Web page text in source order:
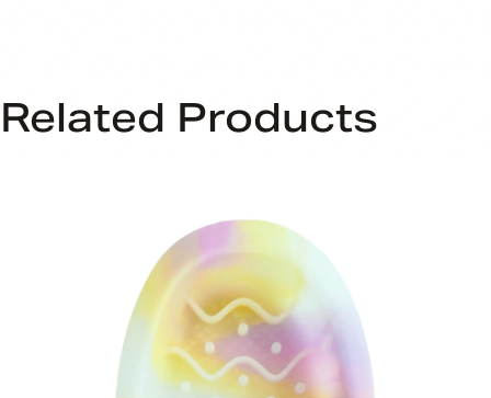
Related Products